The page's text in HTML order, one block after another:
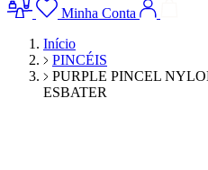
Minha Conta
Início
PINCÉIS
PURPLE PINCEL
ESBATER